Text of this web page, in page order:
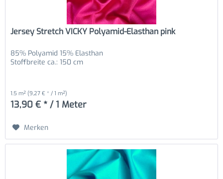
Jersey Stretch VICKY Polyamid-Elasthan pink
85% Polyamid 15% Elasthan
Stoffbreite ca.: 150 cm
1.5 m² (9,27 € * / 1 m²)
13,90 € * / 1 Meter
Merken